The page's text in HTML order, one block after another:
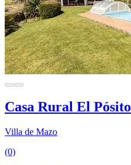
Casa Rural El Pósito
Villa de Mazo
(0)